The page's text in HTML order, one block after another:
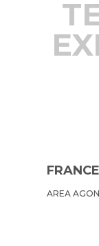
AREA